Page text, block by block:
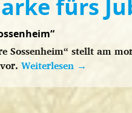
fürs
Sossenheim“ stellt am
Weiterlesen →